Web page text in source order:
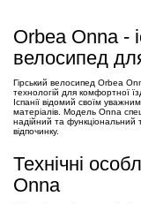
Orbea Onna -
велосипед
Гірський велосипед Orbea
технологій для комфортної
Іспанії відомий своїм
матеріалів. Модель Onna
надійний та функціональний
відпочинку.
Технічні
Onna